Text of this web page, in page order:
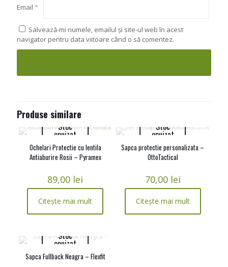
Email *
Salvează-mi numele, emailul și site-ul web în acest
navigator pentru data viitoare când o să comentez.
Produse similare
Stoc
epuizat
Ochelari Protectie cu lentila
Antiaburire Rosii – Pyramex
89,00 lei
Citește mai mult
Stoc
epuizat
Sapca protectie personalizata –
OttoTactical
70,00 lei
Citește mai mult
Stoc
epuizat
Sapca Fullback Neagra – Flexfit